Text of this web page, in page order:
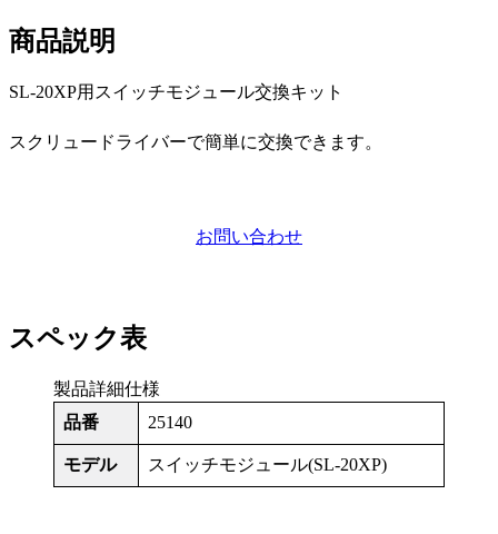
商品説明
SL-20XP用スイッチモジュール交換キット
スクリュードライバーで簡単に交換できます。
お問い合わせ
スペック表
製品詳細仕様
品番
25140
モデル スイッチモジュール(SL-20XP)